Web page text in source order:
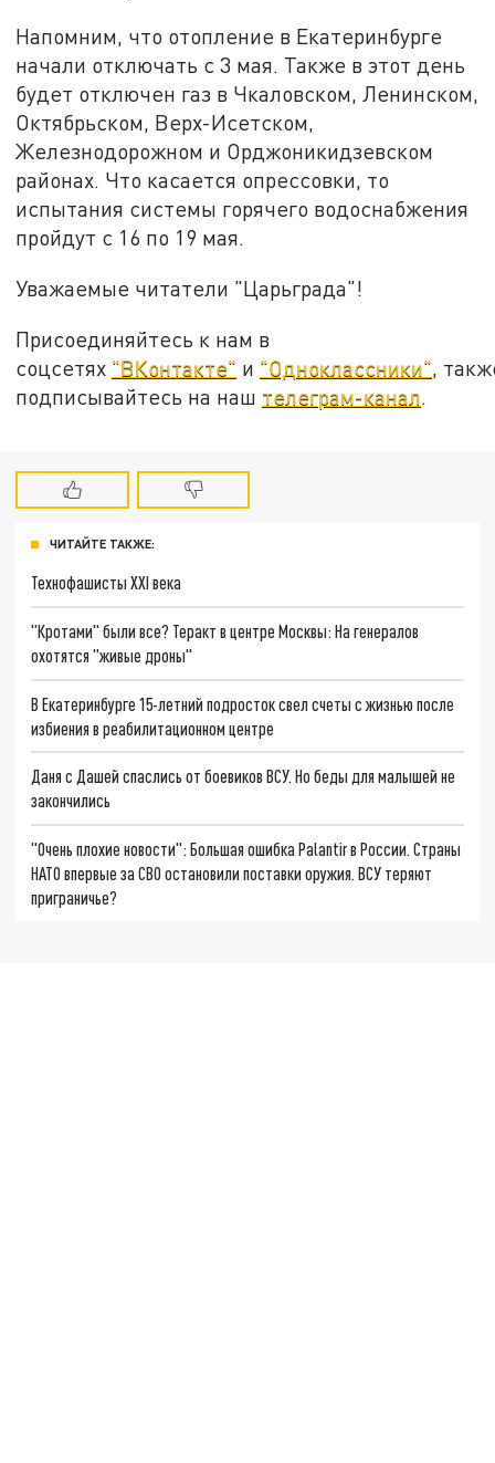
Напомним, что отопление в Екатеринбурге
начали отключать с 3 мая. Также в этот день
будет отключен газ в Чкаловском, Ленинском,
Октябрьском, Верх-Исетском,
Железнодорожном и Орджоникидзевском
районах. Что касается опрессовки, то
испытания системы горячего водоснабжения
пройдут с 16 по 19 мая.
Уважаемые читатели "Царьграда"!
Присоединяйтесь к нам в
соцсетях "ВКонтакте" и "Одноклассники" ,
подписывайтесь на наш телеграм-канал
ЧИТАЙТЕ ТАКЖЕ:
Технофашисты XXI века
"Кротами" были все? Теракт в центре Москвы: На генералов
охотятся "живые дроны"
В Екатеринбурге 15-летний подросток свел счеты с жизнью после
избиения в реабилитационном центре
Даня с Дашей спаслись от боевиков ВСУ. Но беды для малышей не
закончились
"Очень плохие новости": Большая ошибка Palantir в России. Страны
НАТО впервые за СВО остановили поставки оружия. ВСУ теряют
приграничье?